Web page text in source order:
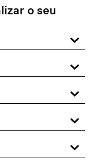
o seu